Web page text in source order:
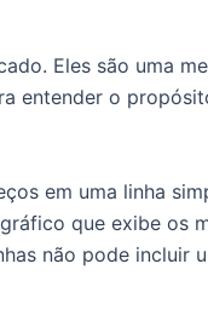
Eles são uma
entender o
em uma linha
que exibe os
não pode incluir